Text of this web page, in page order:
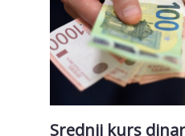
Srednji kurs